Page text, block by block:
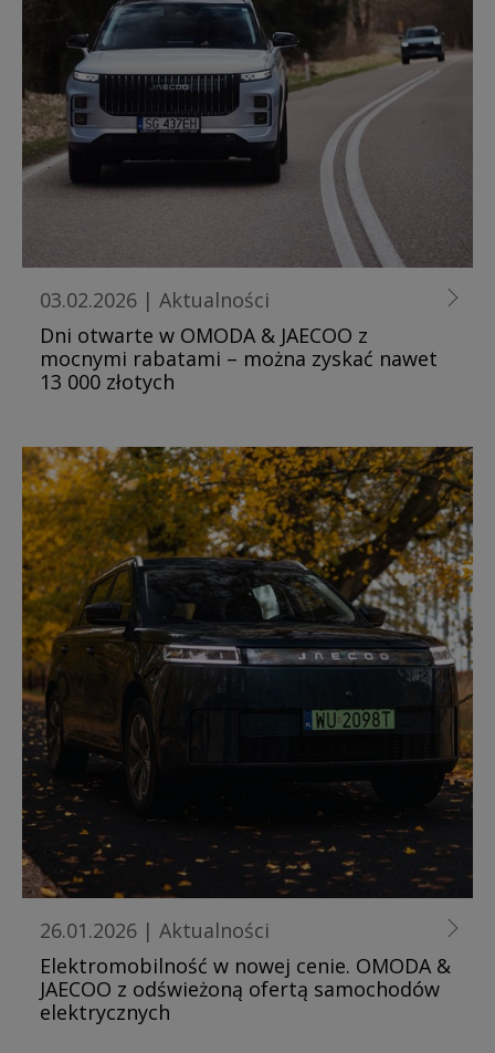
03.02.2026 | Aktualności
Dni otwarte w OMODA & JAECOO z
mocnymi rabatami – można zyskać nawet
13 000 złotych
26.01.2026 | Aktualności
Elektromobilność w nowej cenie. OMODA &
JAECOO z odświeżoną ofertą samochodów
elektrycznych